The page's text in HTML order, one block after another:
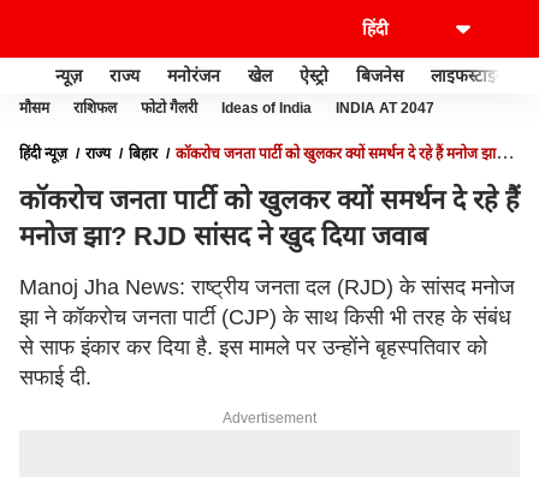
न्यूज़ राज्य मनोरंजन खेल ऐस्ट्रो बिजनेस लाइफस्टाइल
मौसम राशिफल फोटो गैलरी Ideas of India INDIA AT 2047
हिंदी न्यूज़ राज्य बिहार
कॉकरोच जनता पार्टी को खुलकर क्यों समर्थन दे रहे हैं मनोज झा?
कॉकरोच जनता पार्टी को खुलकर क्यों समर्थन दे रहे हैं
मनोज झा? RJD सांसद ने खुद दिया जवाब
Manoj Jha News: राष्ट्रीय जनता दल (RJD) के सांसद मनोज
झा ने कॉकरोच जनता पार्टी (CJP) के साथ किसी भी तरह के संबंध
से साफ इंकार कर दिया है. इस मामले पर उन्होंने बृहस्पतिवार को
सफाई दी.
Advertisement